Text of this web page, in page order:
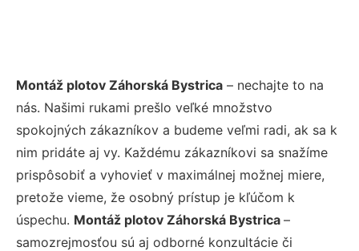
Montáž plotov Záhorská Bystrica – nechajte to na
nás. Našimi rukami prešlo veľké množstvo
spokojných zákazníkov a budeme veľmi radi, ak sa k
nim pridáte aj vy. Každému zákazníkovi sa snažíme
prispôsobiť a vyhovieť v maximálnej možnej miere,
pretože vieme, že osobný prístup je kľúčom k
úspechu. Montáž plotov Záhorská Bystrica –
samozrejmosťou sú aj odborné konzultácie či